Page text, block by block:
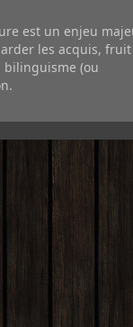
est un enjeu
les acquis, fruit
bilinguisme (ou